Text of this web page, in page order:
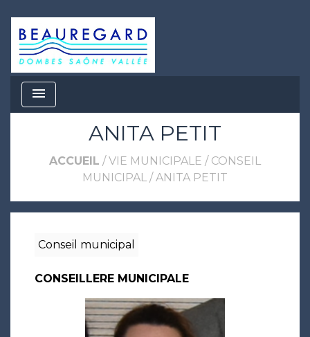
menu
ANITA PETIT
ACCUEIL /VIE MUNICIPALE / CONSEIL
MUNICIPAL /ANITA PETIT
Conseil municipal
CONSEILLERE MUNICIPALE